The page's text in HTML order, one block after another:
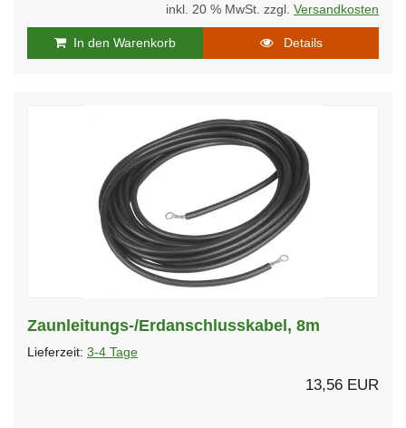
inkl. 20 % MwSt. zzgl. Versandkosten
In den Warenkorb Details
Zaunleitungs-/Erdanschlusskabel, 8m
Lieferzeit: 3-4 Tage
13,56 EUR